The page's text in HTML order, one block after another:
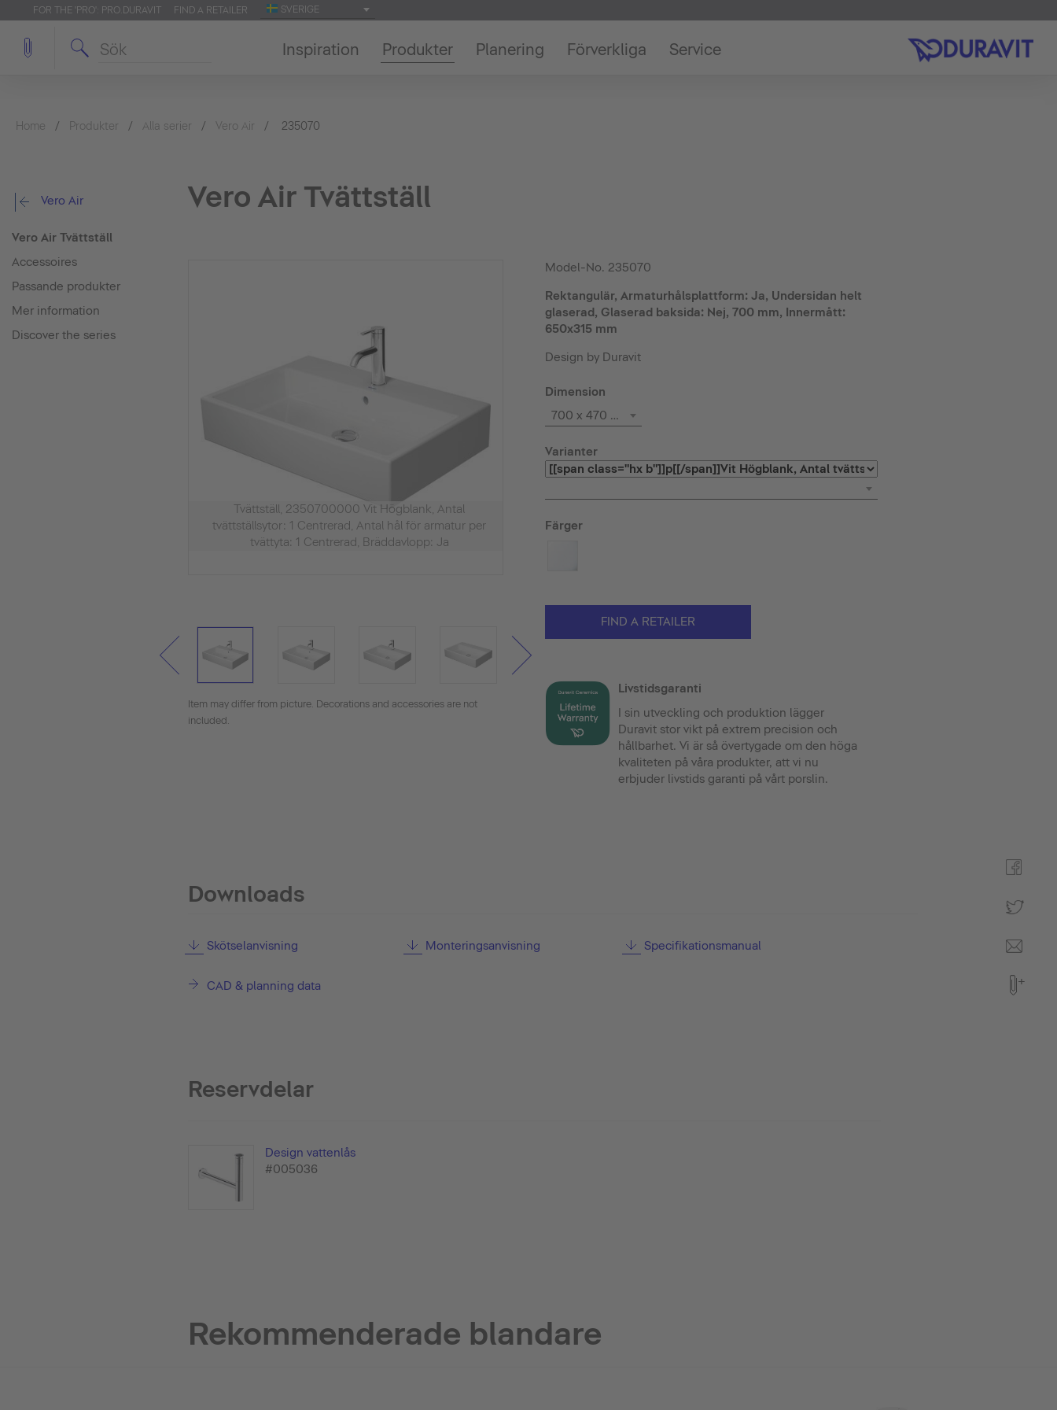
FOR THE 'PRO': PRO.DURAVIT FIND A RETAILER SVERIGE
Inspiration Produkter Planering Förverkliga Service
Home Produkter Alla serier Vero Air 235070
Vero Air
Vero Air Tvättställ
Accessoires
Passande produkter
Mer information
Discover the series
Vero Air Tvättställ
Tvättställ, 2350700000 Vit Högblank, Antal
tvättställsytor: 1 Centrerad, Antal hål för armatur per
tvättyta: 1 Centrerad, Bräddavlopp: Ja
Item may differ from picture. Decorations and accessories are not
included.
Model-No. 235070
Rektangulär, Armaturhålsplattform: Ja, Undersidan helt
glaserad, Glaserad baksida: Nej, 700 mm, Innermått:
650x315 mm
Design by Duravit
Dimension
700 x 470 mm
Varianter
Färger
FIND A RETAILER
Livstidsgaranti
I sin utveckling och produktion lägger
Duravit stor vikt på extrem precision och
hållbarhet. Vi är så övertygade om den höga
kvaliteten på våra produkter, att vi nu
erbjuder livstids garanti på vårt porslin.
Downloads
Skötselanvisning Monteringsanvisning Specifikationsmanual
CAD & planning data
Reservdelar
Design vattenlås
#005036
Rekommenderade blandare